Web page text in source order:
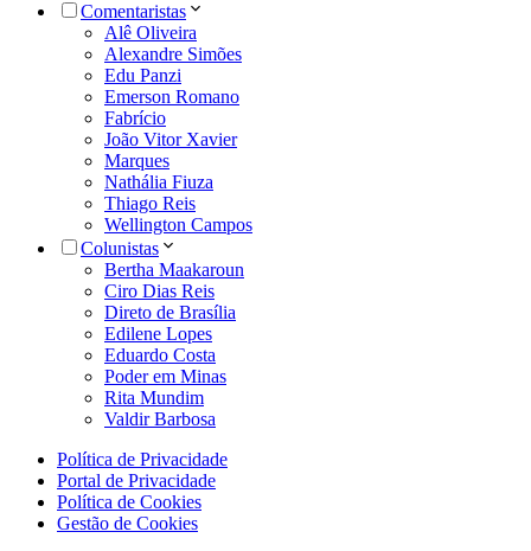
Comentaristas
Alê Oliveira
Alexandre Simões
Edu Panzi
Emerson Romano
Fabrício
João Vitor Xavier
Marques
Nathália Fiuza
Thiago Reis
Wellington Campos
Colunistas
Bertha Maakaroun
Ciro Dias Reis
Direto de Brasília
Edilene Lopes
Eduardo Costa
Poder em Minas
Rita Mundim
Valdir Barbosa
Política de Privacidade
Portal de Privacidade
Política de Cookies
Gestão de Cookies